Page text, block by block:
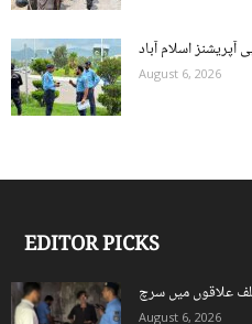
August 6, 2026
EDITOR PICKS
August 6, 2026